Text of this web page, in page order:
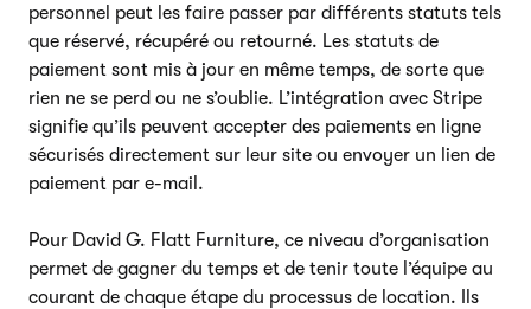
personnel peut les faire passer par différents statuts tels
que réservé, récupéré ou retourné. Les statuts de
paiement sont mis à jour en même temps, de sorte que
rien ne se perd ou ne s’oublie. L’intégration avec Stripe
signifie qu’ils peuvent accepter des paiements en ligne
sécurisés directement sur leur site ou envoyer un lien de
paiement par e-mail.
Pour David G. Flatt Furniture, ce niveau d’organisation
permet de gagner du temps et de tenir toute l’équipe au
courant de chaque étape du processus de location. Ils